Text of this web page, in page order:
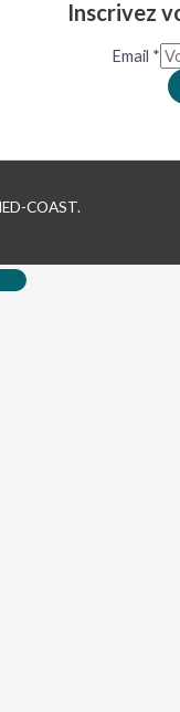
Inscrivez
Email *
COAST.